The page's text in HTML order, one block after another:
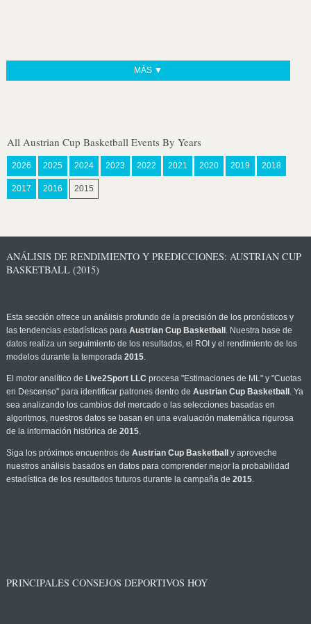
MÁS ▼
All Austrian Cup Basketball Events By Years
2026 2025 2024 2023 2022 2021 2020 2019 2018
2017 2016 2015
ANÁLISIS DE RENDIMIENTO Y PREDICCIONES: AUSTRIAN CUP
BASKETBALL (2015)
Esta sección ofrece un análisis profundo de la precisión de los pronósticos y
las tendencias estadísticas para Austrian Cup Basketball . Nuestra base de
datos realiza un seguimiento de los resultados, el ROI y el rendimiento de los
modelos durante la temporada 2015.
El motor analítico de Live2Sport LLC procesa "Estimaciones de ML" y "Cuotas
en Descenso" para identificar patrones dentro de Austrian Cup Basketball . Ya
sea analizando los cambios del mercado o las selecciones basadas en
algoritmos, nuestros datos se basan en una evaluación matemática rigurosa
de la información histórica de 2015.
Siga los próximos encuentros de Austrian Cup Basketball
y aproveche
nuestros análisis basados en datos para comprender mejor la probabilidad
estadística de los resultados futuros durante la campaña de 2015.
PRINCIPALES CONSEJOS DEPORTIVOS HOY